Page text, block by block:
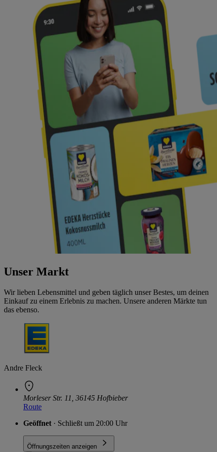
Unser Markt
Wir lieben Lebensmittel und geben täglich unser Bestes, um deinen
Einkauf zu einem Erlebnis zu machen. Unsere anderen Märkte tun
das ebenso.
Andre Fleck
Morleser Str. 11, 36145 Hofbieber
Route
Geöffnet · Schließt um 20:00 Uhr
Öffnungszeiten anzeigen